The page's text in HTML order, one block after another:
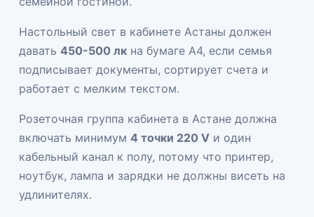
Настольный свет в кабинете Астаны должен
давать 450-500 лкна бумаге A4, если семья
подписывает документы, сортирует счета и
работает с мелким текстом.
Розеточная группа кабинета в Астане должна
включать минимум 4 точки 220 Vи один
кабельный канал к полу, потому что принтер,
ноутбук, лампа и зарядки не должны висеть на
удлинителях.